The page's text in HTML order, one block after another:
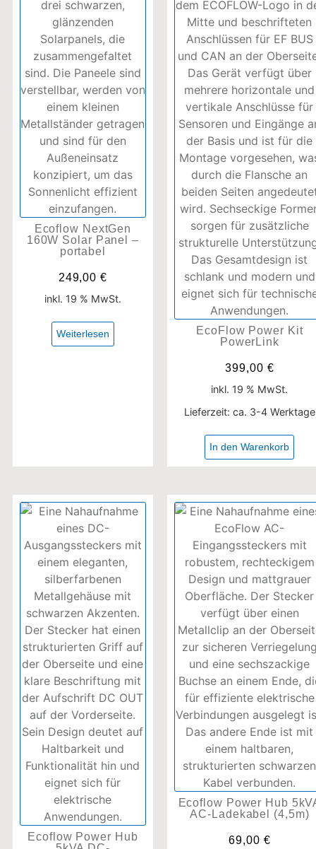
Ecoflow NextGen
160W Solar Panel –
portabel
249,00€
inkl. 19 % MwSt.
Weiterlesen
EcoFlow Power Kit
PowerLink
399,00 €
inkl. 19 % MwSt.
Lieferzeit: ca. 3-4 Werktage
In den Warenkorb
Ecoflow Power Hub
Ecoflow Power Hub
AC-Ladekabel (4,5m)
69,00 €